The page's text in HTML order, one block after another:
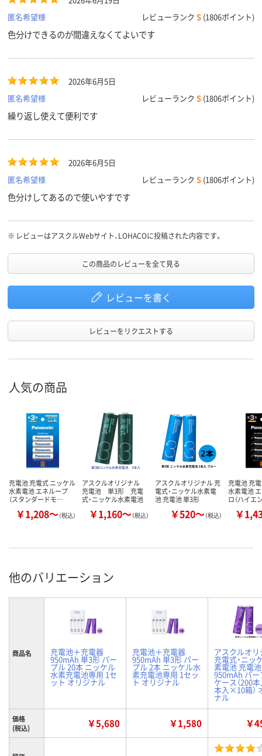
匿名希望様
レビューランク S (1806ポイント)
色分けできるのが間違えなくてよいです
2026年6月5日
匿名希望様
レビューランク S (1806ポイント)
繰り返し使えて便利です
2026年6月5日
匿名希望様
レビューランク S (1806ポイント)
色分けしてあるので使いやすです
※ レビューはアスクルWebサイト、LOHACOに投稿された内容です。
この商品のレビューを全て見る
レビューを書く
レビューをリクエストする
人気の商品
充電池 充電式 ニッケル
水素電池 エネループ
（スタンダードモ…
￥1,208～（税込）
アスクルオリジナル
充電池 単3形 充電
式・ニッケル水素電池
￥1,160～（税込）
アスクルオリジナル 充
電式・ニッケル水素電
池 充電池 単3形
￥520～（税込）
充電池 充
水素電池
ロ（ハイエ
￥
他のバリエーション
商品名 充電池＋充電器
950mAh 単3形 パー
プル 20本 ニッケル
水素充電池専用 1セ
ット オリジナル
充電池＋充電器
950mAh 単3形 パー
プル 2本 ニッケル水
素充電池専用 1セッ
ト オリジナル
アスクルオ
充電式・ニッ
素電池 充電
950mAh パー
ケース（200本
本入×10箱）
ナル
価格
(税込)
￥5,680 ￥1,580 ￥